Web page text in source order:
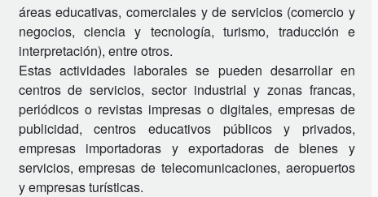
áreas educativas, comerciales y de servicios (comercio y
negocios, ciencia y tecnología, turismo, traducción e
interpretación), entre otros.
Estas actividades laborales se pueden desarrollar en
centros de servicios, sector industrial y zonas francas,
periódicos o revistas impresas o digitales, empresas de
publicidad, centros educativos públicos y privados,
empresas importadoras y exportadoras de bienes y
servicios, empresas de telecomunicaciones, aeropuertos
y empresas turísticas.